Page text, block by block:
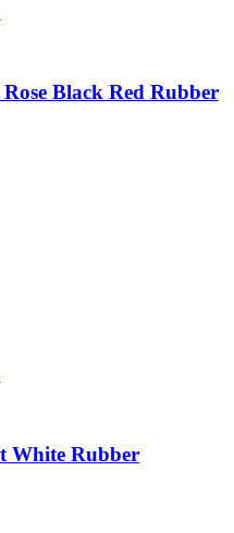
Black Red Rubber
White Rubber